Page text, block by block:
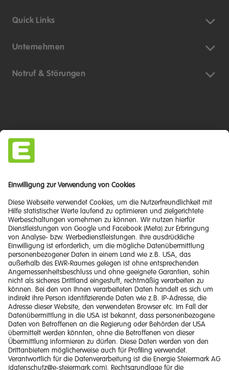
Quick Links
Unternehmen
Notruf & Störungen